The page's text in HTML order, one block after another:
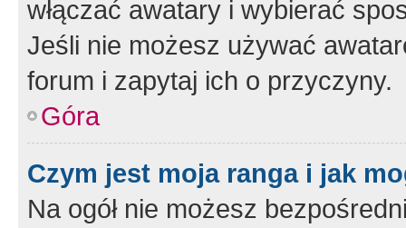
włączać awatary i wybierać
Jeśli nie możesz używać
forum i zapytaj ich o przyczyny.
Góra
Czym jest moja ranga i jak
Na ogół nie możesz